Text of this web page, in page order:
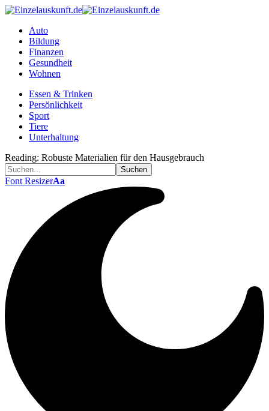
Auto
Bildung
Finanzen
Gesundheit
Wohnen
Essen & Trinken
Persönlichkeit
Sport
Tiere
Unterhaltung
Reading: Robuste Materialien für den Hausgebrauch
Font ResizerAa